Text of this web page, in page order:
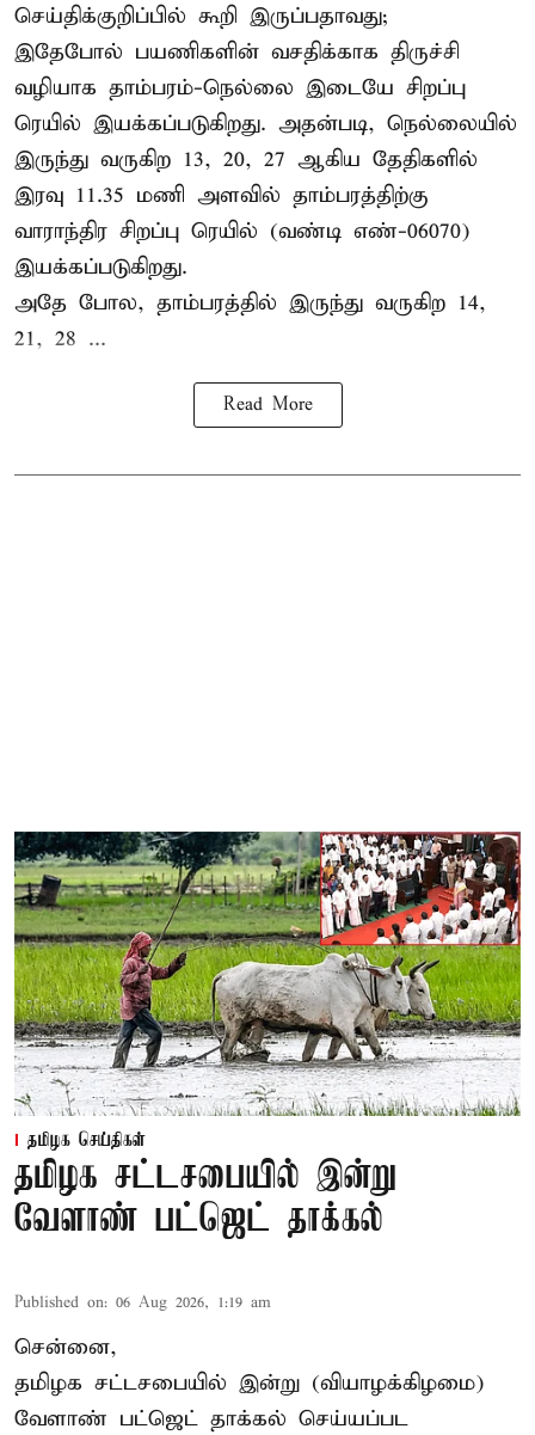
செய்திக்குறிப்பில் கூறி இருப்பதாவது;
இதேபோல் பயணிகளின் வசதிக்காக திருச்சி
வழியாக தாம்பரம்-நெல்லை இடையே சிறப்பு
ரெயில் இயக்கப்படுகிறது. அதன்படி, நெல்லையில்
இருந்து வருகிற 13, 20, 27 ஆகிய தேதிகளில்
இரவு 11.35 மணி அளவில் தாம்பரத்திற்கு
வாராந்திர சிறப்பு ரெயில் (வண்டி எண்-06070)
இயக்கப்படுகிறது.
அதே போல, தாம்பரத்தில் இருந்து வருகிற 14,
21, 28 ...
Read More
தமிழக செய்திகள்
தமிழக சட்டசபையில் இன்று
வேளாண் பட்ஜெட் தாக்கல்
Published on: 06 Aug 2026, 1:19 am
சென்னை,
தமிழக சட்டசபையில் இன்று (வியாழக்கிழமை)
வேளாண் பட்ஜெட் தாக்கல் செய்யப்பட